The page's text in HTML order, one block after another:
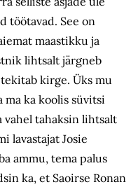
töötavad. See on
maastikku ja
lihtsalt järgneb
kirge. Üks mu
ka koolis süvitsi
vahel tahaksin lihtsalt
lavastajat Josie
ammu, tema palus
ka, et Saoirse Ronan